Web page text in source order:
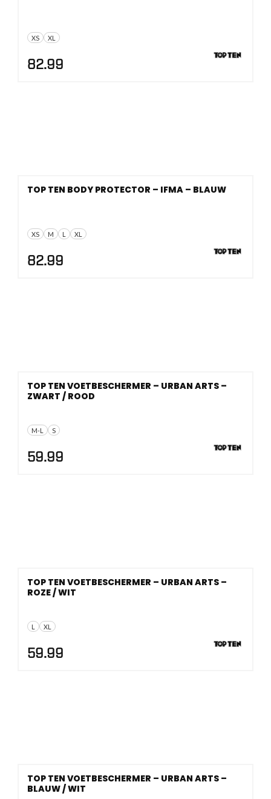
XS XL
82.99
XS M L XL
TOP TEN BODY PROTECTOR – IFMA – BLAUW
82.99
M-L S
TOP TEN VOETBESCHERMER – URBAN ARTS –
ZWART / ROOD
59.99
L XL
TOP TEN VOETBESCHERMER – URBAN ARTS –
ROZE / WIT
59.99
TOP TEN VOETBESCHERMER – URBAN ARTS –
BLAUW / WIT